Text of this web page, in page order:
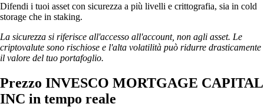
Difendi i tuoi asset con sicurezza a più livelli e crittografia, sia in cold
storage che in staking.
La sicurezza si riferisce all'accesso all'account, non agli asset. Le
criptovalute sono rischiose e l'alta volatilità può ridurre drasticamente
il valore del tuo portafoglio.
Prezzo INVESCO MORTGAGE CAPITAL
INC in tempo reale